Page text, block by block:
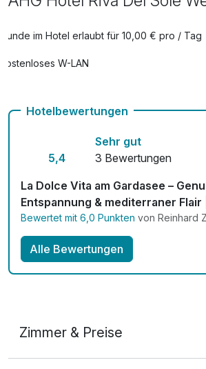
Hunde im Hotel erlaubt für 10,00 € pro / Tag
Kostenloses W-LAN
Hotelbewertungen
5,4
Sehr gut
3 Bewertungen
La Dolce Vita am Gardasee –
Entspannung & mediterraner Flair
Bewertet mit 6,0 Punkten von Reinhard
Alle Bewertungen
Zimmer & Preise